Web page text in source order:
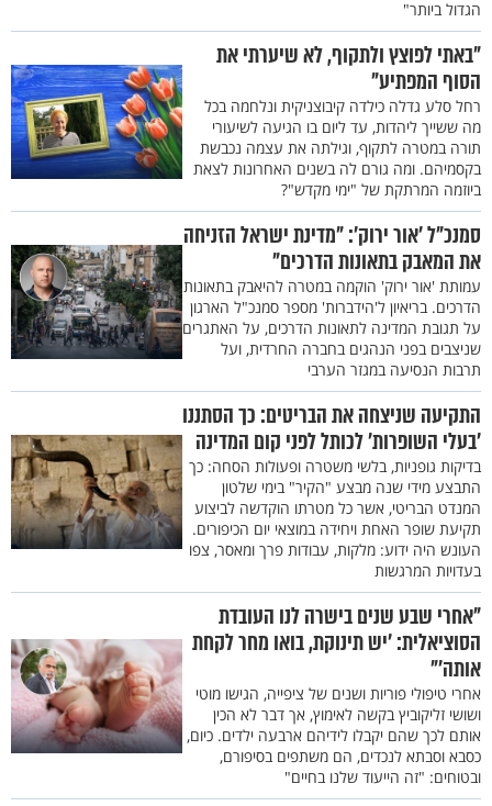
הגדול ביותר"
"באתי לפוצץ ולתקוף, לא שיערתי את
הסוף המפתיע"
רחל סלע גדלה כילדה קיבוצניקית ונלחמה בכל
מה ששייך ליהדות, עד ליום בו הגיעה לשיעורי
תורה במטרה לתקוף, וגילתה את עצמה נכבשת
בקסמיהם. ומה גורם לה בשנים האחרונות לצאת
ביוזמה המרתקת של "ימי מקדש"?
סמנכ"ל ’אור ירוק’: "מדינת ישראל הזניחה
את המאבק בתאונות הדרכים"
עמותת 'אור ירוק' הוקמה במטרה להיאבק בתאונות
הדרכים. בריאיון ל'הידברות' מספר סמנכ"ל הארגון
על תגובת המדינה לתאונות הדרכים, על האתגרים
שניצבים בפני הנהגים בחברה החרדית, ועל
תרבות הנסיעה במגזר הערבי
התקיעה שניצחה את הבריטים: כך הסתננו
’בעלי השופרות’ לכותל לפני קום המדינה
בדיקות גופניות, בלשי משטרה ופעולות הסחה: כך
התבצע מידי שנה מבצע "הקיר" בימי שלטון
המנדט הבריטי, אשר כל מטרתו הוקדשה לביצוע
תקיעת שופר האחת ויחידה במוצאי יום הכיפורים.
העונש היה ידוע: מלקות, עבודות פרך ומאסר, צפו
בעדויות המרגשות
"אחרי שבע שנים בישרה לנו העובדת
הסוציאלית: ’יש תינוקת, בואו מחר לקחת
אותה’"
אחרי טיפולי פוריות ושנים של ציפייה, הגישו מוטי
ושושי זליקוביץ בקשה לאימוץ, אך דבר לא הכין
אותם לכך שהם יקבלו לידיהם ארבעה ילדים. כיום,
כסבא וסבתא לנכדים, הם משתפים בסיפורם,
ובטוחים: "זה הייעוד שלנו בחיים"